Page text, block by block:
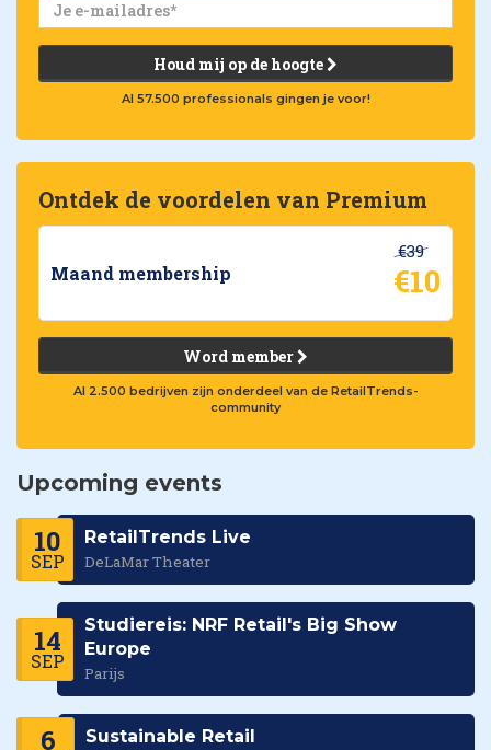
Houd mij op de hoogte
Al 57.500 professionals gingen je voor!
Ontdek de voordelen van Premium
Maand membership
€39
€10
Word member
Al 2.500 bedrijven zijn onderdeel van de RetailTrends-
community
Upcoming events
10
SEP
RetailTrends Live
DeLaMar Theater
14
SEP
Studiereis: NRF Retail's Big Show
Europe
Parijs
6 Sustainable Retail